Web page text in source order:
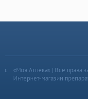
«Моя Аптека» | Все права
Интернет-магазин